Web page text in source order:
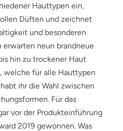
Hauttypen ein,
Düften und zeichnet
und besonderen
erwarten neun brandneue
hin zu trockener Haut
welche für alle Hauttypen
ihr die Wahl zwischen
Für das
vor der Produkteinführung
2019 gewonnen. Was